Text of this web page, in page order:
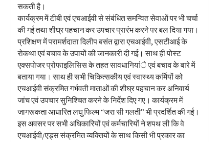
सकती है।
कार्यक्रम में टीबी एवं एचआईवी से संबंधित समन्वित सेवाओं पर भी चर्चा
की गई तथा शीघ्र पहचान कर उपचार प्रारंभ करने पर बल दिया गया।
प्रशिक्षण में परामर्शदाता दिलीप बसंत द्वारा एचआईवी, एसटीआई के
रोकथा एवं बचाव के उपायों की जानकारी दी गई। साथ ही पोस्ट
एक्सपोजर प्रोफाइलिसिस के तहत सावधानियांे एवं बचाव के बारे में
बताया गया। साथ ही सभी चिकित्सकीय एवं स्वास्थ्य कर्मियों को
एचआईवी संक्रमित गर्भवती माताओं की शीघ्र पहचान कर अनिवार्य
जांच एवं उपचार सुनिश्चित करने के निर्देश दिए गए। कार्यक्रम में
जागरूकता आधारित लघु फिल्म “जरा सी गलती” भी प्रदर्शित की गई।
इस अवसर पर सभी अधिकारियों एवं कर्मचारियों ने शपथ ली कि वे
एचआईवी/एड्स संक्रमित व्यक्तियों के साथ किसी भी प्रकार का